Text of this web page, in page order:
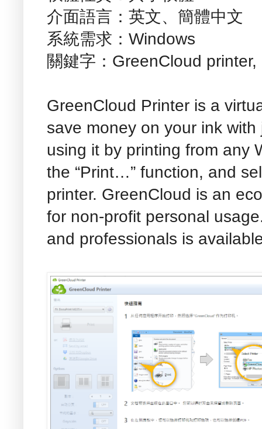
介面語言：英文、簡體中文
系統需求：Windows
關鍵字：GreenCloud
GreenCloud Printer is a
save money on your ink
using it by printing from any
the “Print…” function, and
printer. GreenCloud is an
for non-profit personal
and professionals is